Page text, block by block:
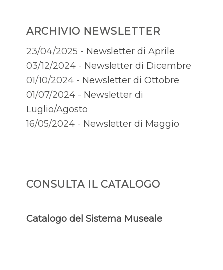
ARCHIVIO NEWSLETTER
23/04/2025 - Newsletter di Aprile
03/12/2024 - Newsletter di Dicembre
01/10/2024 - Newsletter di Ottobre
01/07/2024 - Newsletter di
Luglio/Agosto
16/05/2024 - Newsletter di Maggio
CONSULTA IL CATALOGO
Catalogo del Sistema Museale